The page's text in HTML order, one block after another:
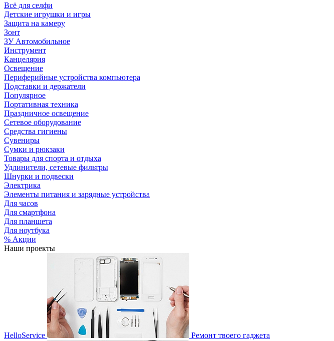
Всё для селфи
Детские игрушки и игры
Защита на камеру
Зонт
ЗУ Автомобильное
Инструмент
Канцелярия
Освещение
Периферийные устройства компьютера
Подставки и держатели
Популярное
Портативная техника
Праздничное освещение
Сетевое оборудование
Средства гигиены
Сувениры
Сумки и рюкзаки
Товары для спорта и отдыха
Удлинители, сетевые фильтры
Шнурки и подвески
Электрика
Элементы питания и зарядные устройства
Для часов
Для смартфона
Для планшета
Для ноутбука
% Акции
Наши проекты
HelloService Ремонт твоего гаджета